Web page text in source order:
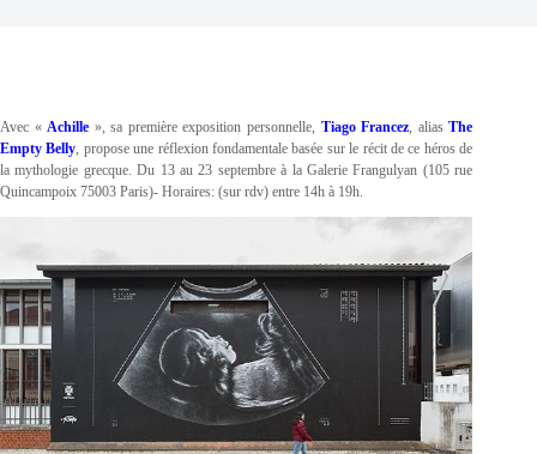
Avec «Achille », sa première exposition personnelle, Tiago Francez, aliasThe
Empty Belly, propose une réflexion fondamentale basée sur le récit de ce héros de
la mythologie grecque. Du 13 au 23 septembre à la Galerie Frangulyan (105 rue
Quincampoix 75003 Paris)- Horaires: (sur rdv) entre 14h à 19h.